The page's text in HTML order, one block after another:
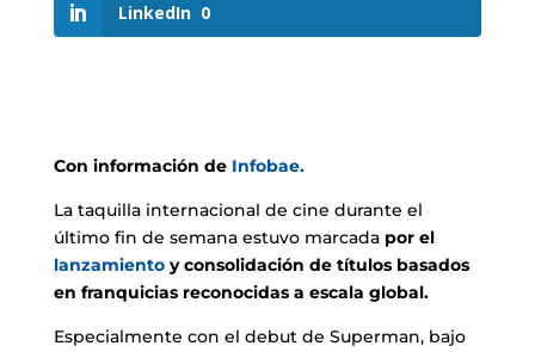
LinkedIn 0
Con información de Infobae.
La taquilla internacional de cine durante el
último fin de semana estuvo marcada por el
lanzamientoy consolidación de títulos basados
en franquicias reconocidas a escala global.
Especialmente con el debut de Superman, bajo